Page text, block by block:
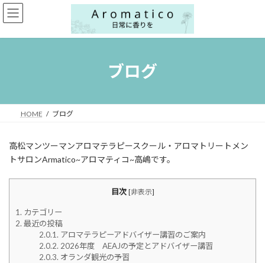
コ
ン
ン
ナ
ビ
ー
ブログ
HOME ブログ
高松マンツーマンアロマテラピースクール・アロマトリートメン
トサロンArmatico~アロマティコ~高嶋です。
目次 [非表示]
1. カテゴリー
2. 最近の投稿
2.0.1. アロマテラピーアドバイザー講習のご案内
2.0.2. 2026年度 AEAJの予定とアドバイザー講習
2.0.3. オランダ観光の予習